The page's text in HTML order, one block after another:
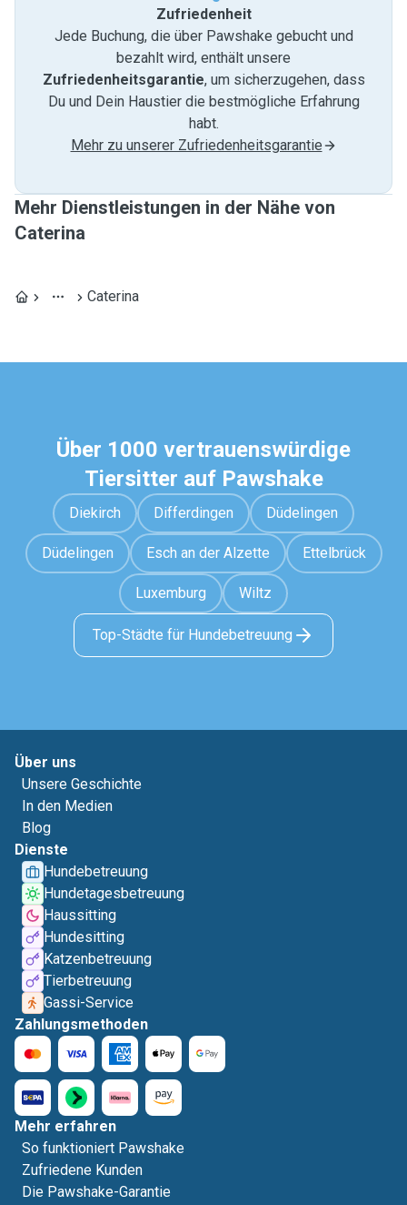
Zufriedenheit
Jede Buchung, die über Pawshake gebucht und
bezahlt wird, enthält unsere
Zufriedenheitsgarantie, um sicherzugehen, dass
Du und Dein Haustier die bestmögliche Erfahrung
habt.
Mehr zu unserer Zufriedenheitsgarantie
Mehr Dienstleistungen in der Nähe von
Caterina
Caterina
Über 1000 vertrauenswürdige
Tiersitter auf Pawshake
Diekirch Differdingen Düdelingen
Düdelingen Esch an der Alzette Ettelbrück
Luxemburg Wiltz
Top-Städte für Hundebetreuung
Über uns
Unsere Geschichte
In den Medien
Blog
Dienste
Hundebetreuung
Hundetagesbetreuung
Haussitting
Hundesitting
Katzenbetreuung
Tierbetreuung
Gassi-Service
Zahlungsmethoden
Mehr erfahren
So funktioniert Pawshake
Zufriedene Kunden
Die Pawshake-Garantie